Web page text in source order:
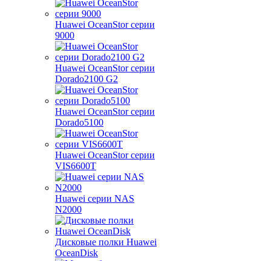
Huawei OceanStor серии
9000
Huawei OceanStor серии
Dorado2100 G2
Huawei OceanStor серии
Dorado5100
Huawei OceanStor серии
VIS6600T
Huawei серии NAS
N2000
Дисковые полки Huawei
OceanDisk